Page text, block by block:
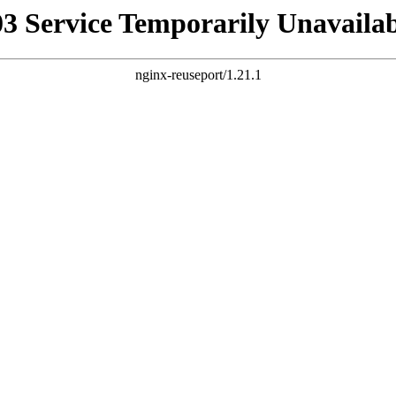
Service Temporarily
nginx-reuseport/1.21.1